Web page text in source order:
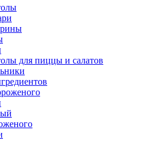
для пиццы и салатов